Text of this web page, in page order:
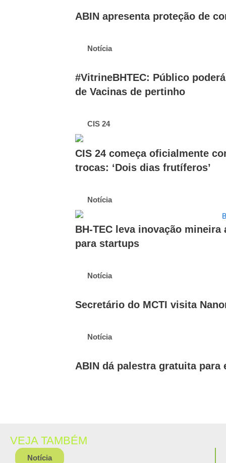
ABIN apresenta proteção de
Notícia
#VitrineBHTEC: Público
de Vacinas de pertinho
CIS 24
CIS 24 começa oficialmente
trocas: ‘Dois dias frutíferos’
Notícia
BH-TEC leva inovação
para startups
Notícia
Secretário do MCTI visita
Notícia
ABIN dá palestra gratuita para
VEJA TAMBÉM
Notícia